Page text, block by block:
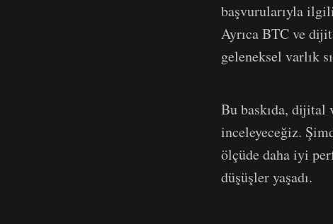
başvurularıyla
Ayrıca BTC ve
geleneksel varlık
Bu baskıda, dijital
inceleyeceğiz.
ölçüde daha iyi
düşüşler yaşadı.